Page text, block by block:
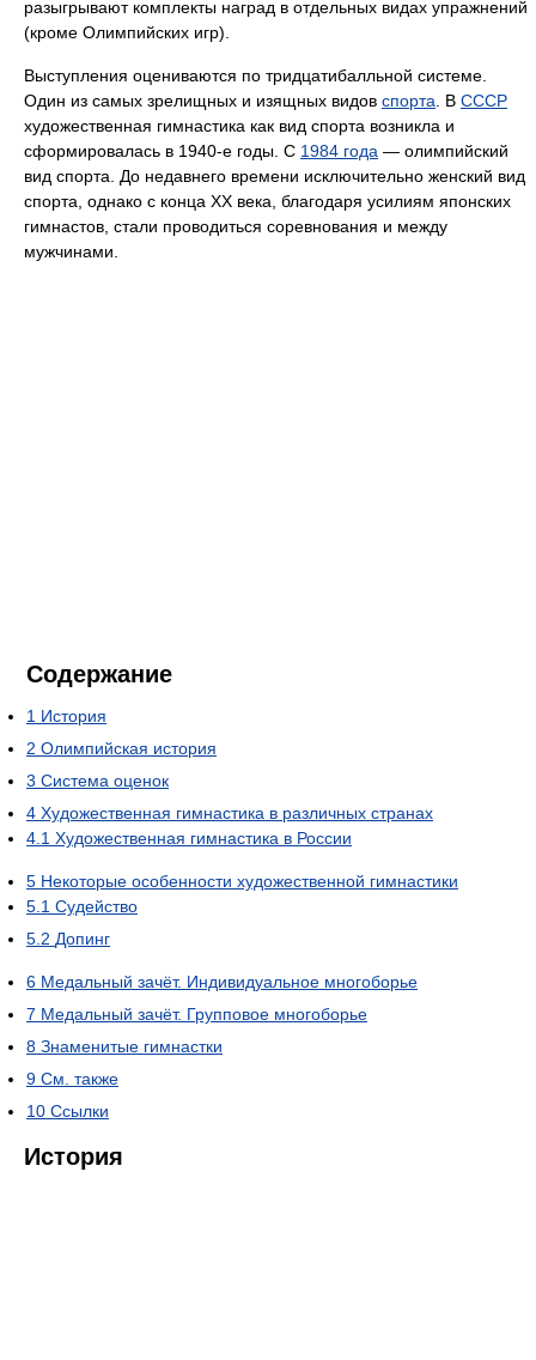
разыгрывают комплекты наград в отдельных видах упражнений
(кроме Олимпийских игр).
Выступления оцениваются по тридцатибалльной системе.
Один из самых зрелищных и изящных видов спорта . В СССР
художественная гимнастика как вид спорта возникла и
сформировалась в 1940-е годы. С 1984 года — олимпийский
вид спорта. До недавнего времени исключительно женский вид
спорта, однако с конца XX века, благодаря усилиям японских
гимнастов, стали проводиться соревнования и между
мужчинами.
Содержание
1 История
2 Олимпийская история
3 Система оценок
4 Художественная гимнастика в различных странах
4.1 Художественная гимнастика в России
5 Некоторые особенности художественной гимнастики
5.1 Судейство
5.2 Допинг
6 Медальный зачёт. Индивидуальное многоборье
7 Медальный зачёт. Групповое многоборье
8 Знаменитые гимнастки
9 См. также
10 Ссылки
История